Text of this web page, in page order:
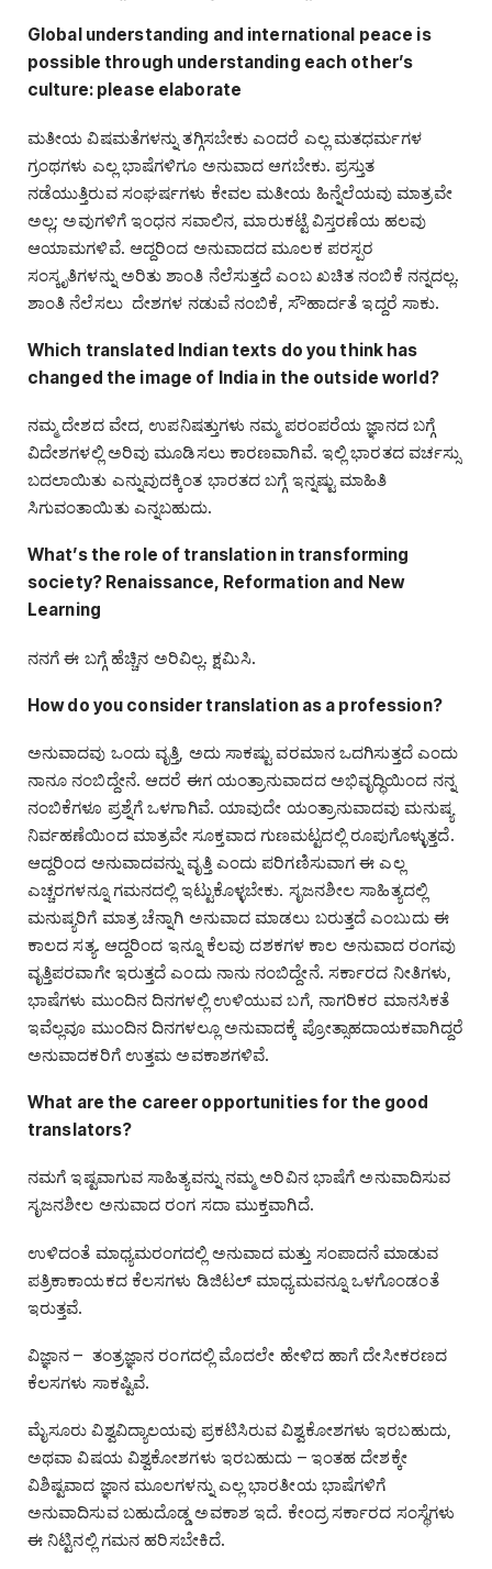
Global understanding and international peace is
possible through understanding each other’s
culture: please elaborate
ಮತೀಯ ವಿಷಮತೆಗಳನ್ನು ತಗ್ಗಿಸಬೇಕು ಎಂದರೆ ಎಲ್ಲ ಮತಧರ್ಮಗಳ
ಗ್ರಂಥಗಳು ಎಲ್ಲ ಭಾಷೆಗಳಿಗೂ ಅನುವಾದ ಆಗಬೇಕು. ಪ್ರಸ್ತುತ
ನಡೆಯುತ್ತಿರುವ ಸಂಘರ್ಷಗಳು ಕೇವಲ ಮತೀಯ ಹಿನ್ನೆಲೆಯವು ಮಾತ್ರವೇ
ಅಲ್ಲ; ಅವುಗಳಿಗೆ ಇಂಧನ ಸವಾಲಿನ, ಮಾರುಕಟ್ಟೆ ವಿಸ್ತರಣೆಯ ಹಲವು
ಆಯಾಮಗಳಿವೆ. ಆದ್ದರಿಂದ ಅನುವಾದದ ಮೂಲಕ ಪರಸ್ಪರ
ಸಂಸ್ಕೃತಿಗಳನ್ನು ಅರಿತು ಶಾಂತಿ ನೆಲೆಸುತ್ತದೆ ಎಂಬ ಖಚಿತ ನಂಬಿಕೆ ನನ್ನದಲ್ಲ.
ಶಾಂತಿ ನೆಲೆಸಲು ದೇಶಗಳ ನಡುವೆ ನಂಬಿಕೆ, ಸೌಹಾರ್ದತೆ ಇದ್ದರೆ ಸಾಕು.
Which translated Indian texts do you think has
changed the image of India in the outside world?
ನಮ್ಮ ದೇಶದ ವೇದ, ಉಪನಿಷತ್ತುಗಳು ನಮ್ಮ ಪರಂಪರೆಯ ಜ್ಞಾನದ ಬಗ್ಗೆ
ವಿದೇಶಗಳಲ್ಲಿ ಅರಿವು ಮೂಡಿಸಲು ಕಾರಣವಾಗಿವೆ. ಇಲ್ಲಿ ಭಾರತದ ವರ್ಚಸ್ಸು
ಬದಲಾಯಿತು ಎನ್ನುವುದಕ್ಕಿಂತ ಭಾರತದ ಬಗ್ಗೆ ಇನ್ನಷ್ಟು ಮಾಹಿತಿ
ಸಿಗುವಂತಾಯಿತು ಎನ್ನಬಹುದು.
What’s the role of translation in transforming
society? Renaissance, Reformation and New
Learning
ನನಗೆ ಈ ಬಗ್ಗೆ ಹೆಚ್ಚಿನ ಅರಿವಿಲ್ಲ. ಕ್ಷಮಿಸಿ.
How do you consider translation as a profession?
ಅನುವಾದವು ಒಂದು ವೃತ್ತಿ, ಅದು ಸಾಕಷ್ಟು ವರಮಾನ ಒದಗಿಸುತ್ತದೆ ಎಂದು
ನಾನೂ ನಂಬಿದ್ದೇನೆ. ಆದರೆ ಈಗ ಯಂತ್ರಾನುವಾದದ ಅಭಿವೃದ್ಧಿಯಿಂದ ನನ್ನ
ನಂಬಿಕೆಗಳೂ ಪ್ರಶ್ನೆಗೆ ಒಳಗಾಗಿವೆ. ಯಾವುದೇ ಯಂತ್ರಾನುವಾದವು ಮನುಷ್ಯ
ನಿರ್ವಹಣೆಯಿಂದ ಮಾತ್ರವೇ ಸೂಕ್ತವಾದ ಗುಣಮಟ್ಟದಲ್ಲಿ ರೂಪುಗೊಳ್ಳುತ್ತದೆ.
ಆದ್ದರಿಂದ ಅನುವಾದವನ್ನು ವೃತ್ತಿ ಎಂದು ಪರಿಗಣಿಸುವಾಗ ಈ ಎಲ್ಲ
ಎಚ್ಚರಗಳನ್ನೂ ಗಮನದಲ್ಲಿ ಇಟ್ಟುಕೊಳ್ಳಬೇಕು. ಸೃಜನಶೀಲ ಸಾಹಿತ್ಯದಲ್ಲಿ
ಮನುಷ್ಯರಿಗೆ ಮಾತ್ರ ಚೆನ್ನಾಗಿ ಅನುವಾದ ಮಾಡಲು ಬರುತ್ತದೆ ಎಂಬುದು ಈ
ಕಾಲದ ಸತ್ಯ. ಆದ್ದರಿಂದ ಇನ್ನೂ ಕೆಲವು ದಶಕಗಳ ಕಾಲ ಅನುವಾದ ರಂಗವು
ವೃತ್ತಿಪರವಾಗೇ ಇರುತ್ತದೆ ಎಂದು ನಾನು ನಂಬಿದ್ದೇನೆ. ಸರ್ಕಾರದ ನೀತಿಗಳು,
ಭಾಷೆಗಳು ಮುಂದಿನ ದಿನಗಳಲ್ಲಿ ಉಳಿಯುವ ಬಗೆ, ನಾಗರಿಕರ ಮಾನಸಿಕತೆ
ಇವೆಲ್ಲವೂ ಮುಂದಿನ ದಿನಗಳಲ್ಲೂ ಅನುವಾದಕ್ಕೆ ಪ್ರೋತ್ಸಾಹದಾಯಕವಾಗಿದ್ದರೆ
ಅನುವಾದಕರಿಗೆ ಉತ್ತಮ ಅವಕಾಶಗಳಿವೆ.
What are the career opportunities for the good
translators?
ನಮಗೆ ಇಷ್ಟವಾಗುವ ಸಾಹಿತ್ಯವನ್ನು ನಮ್ಮ ಅರಿವಿನ ಭಾಷೆಗೆ ಅನುವಾದಿಸುವ
ಸೃಜನಶೀಲ ಅನುವಾದ ರಂಗ ಸದಾ ಮುಕ್ತವಾಗಿದೆ.
ಉಳಿದಂತೆ ಮಾಧ್ಯಮರಂಗದಲ್ಲಿ ಅನುವಾದ ಮತ್ತು ಸಂಪಾದನೆ ಮಾಡುವ
ಪತ್ರಿಕಾಕಾಯಕದ ಕೆಲಸಗಳು ಡಿಜಿಟಲ್‌ ಮಾಧ್ಯಮವನ್ನೂ ಒಳಗೊಂಡಂತೆ
ಇರುತ್ತವೆ.
ವಿಜ್ಞಾನ – ತಂತ್ರಜ್ಞಾನ ರಂಗದಲ್ಲಿ ಮೊದಲೇ ಹೇಳಿದ ಹಾಗೆ ದೇಸೀಕರಣದ
ಕೆಲಸಗಳು ಸಾಕಷ್ಟಿವೆ.
ಮೈಸೂರು ವಿಶ್ವವಿದ್ಯಾಲಯವು ಪ್ರಕಟಿಸಿರುವ ವಿಶ್ವಕೋಶಗಳು ಇರಬಹುದು,
ಅಥವಾ ವಿಷಯ ವಿಶ್ವಕೋಶಗಳು ಇರಬಹುದು – ಇಂತಹ ದೇಶಕ್ಕೇ
ವಿಶಿಷ್ಟವಾದ ಜ್ಞಾನ ಮೂಲಗಳನ್ನು ಎಲ್ಲ ಭಾರತೀಯ ಭಾಷೆಗಳಿಗೆ
ಅನುವಾದಿಸುವ ಬಹುದೊಡ್ಡ ಅವಕಾಶ ಇದೆ. ಕೇಂದ್ರ ಸರ್ಕಾರದ ಸಂಸ್ಥೆಗಳು
ಈ ನಿಟ್ಟಿನಲ್ಲಿ ಗಮನ ಹರಿಸಬೇಕಿದೆ.